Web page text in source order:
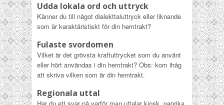
Udda lokala ord och uttryck
Känner du till något dialekttaluttryck eller liknande
som är karaktäristiskt för din hemtrakt?
Fulaste svordomen
Vilket är det grövsta kraftuttrycket som du använt
eller hört användas i din hemtrakt? Obs: kom ihåg
att skriva vilken som är din hemtrakt.
Regionala uttal